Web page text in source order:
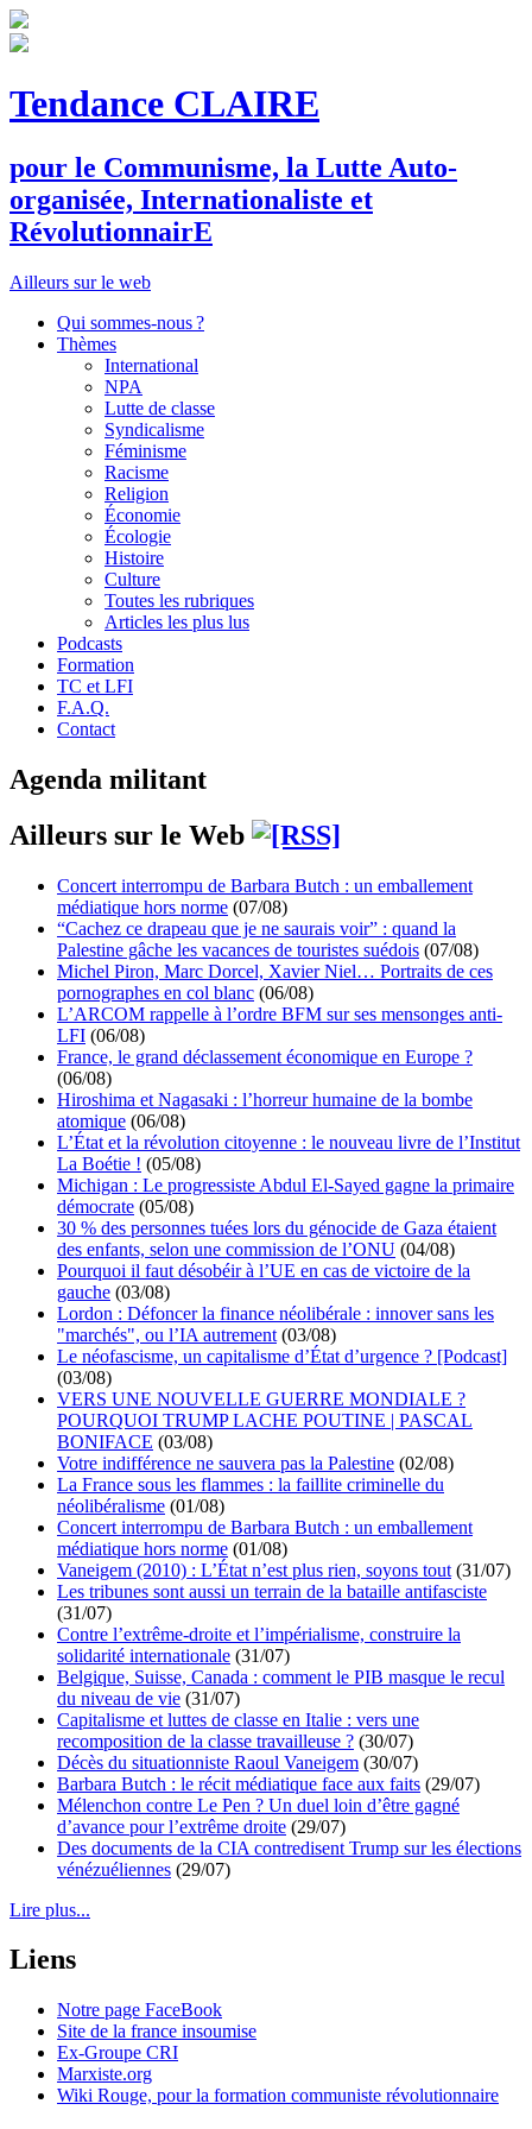
Tendance CLAIRE
pour le Communisme, la Lutte Auto-
organisée, Internationaliste et
RévolutionnairE
Ailleurs sur le web
Qui sommes-nous ?
Thèmes
International
NPA
Lutte de classe
Syndicalisme
Féminisme
Racisme
Religion
Économie
Écologie
Histoire
Culture
Toutes les rubriques
Articles les plus lus
Podcasts
Formation
TC et LFI
F.A.Q.
Contact
Agenda militant
Ailleurs sur le Web
Concert interrompu de Barbara Butch : un emballement
médiatique hors norme (07/08)
“Cachez ce drapeau que je ne saurais voir” : quand la
Palestine gâche les vacances de touristes suédois (07/08)
Michel Piron, Marc Dorcel, Xavier Niel… Portraits de ces
pornographes en col blanc (06/08)
L’ARCOM rappelle à l’ordre BFM sur ses mensonges anti-
LFI (06/08)
France, le grand déclassement économique en Europe ?
(06/08)
Hiroshima et Nagasaki : l’horreur humaine de la bombe
atomique (06/08)
L’État et la révolution citoyenne : le nouveau livre de l’Institut
La Boétie ! (05/08)
Michigan : Le progressiste Abdul El-Sayed gagne la primaire
démocrate (05/08)
30 % des personnes tuées lors du génocide de Gaza étaient
des enfants, selon une commission de l’ONU (04/08)
Pourquoi il faut désobéir à l’UE en cas de victoire de la
gauche (03/08)
Lordon : Défoncer la finance néolibérale : innover sans les
"marchés", ou l’IA autrement (03/08)
Le néofascisme, un capitalisme d’État d’urgence ? [Podcast]
(03/08)
VERS UNE NOUVELLE GUERRE MONDIALE ?
POURQUOI TRUMP LACHE POUTINE | PASCAL
BONIFACE (03/08)
Votre indifférence ne sauvera pas la Palestine (02/08)
La France sous les flammes : la faillite criminelle du
néolibéralisme (01/08)
Concert interrompu de Barbara Butch : un emballement
médiatique hors norme (01/08)
Vaneigem (2010) : L’État n’est plus rien, soyons tout (31/07)
Les tribunes sont aussi un terrain de la bataille antifasciste
(31/07)
Contre l’extrême-droite et l’impérialisme, construire la
solidarité internationale (31/07)
Belgique, Suisse, Canada : comment le PIB masque le recul
du niveau de vie (31/07)
Capitalisme et luttes de classe en Italie : vers une
recomposition de la classe travailleuse ? (30/07)
Décès du situationniste Raoul Vaneigem (30/07)
Barbara Butch : le récit médiatique face aux faits (29/07)
Mélenchon contre Le Pen ? Un duel loin d’être gagné
d’avance pour l’extrême droite (29/07)
Des documents de la CIA contredisent Trump sur les élections
vénézuéliennes (29/07)
Lire plus...
Liens
Notre page FaceBook
Site de la france insoumise
Ex-Groupe CRI
Marxiste.org
Wiki Rouge, pour la formation communiste révolutionnaire